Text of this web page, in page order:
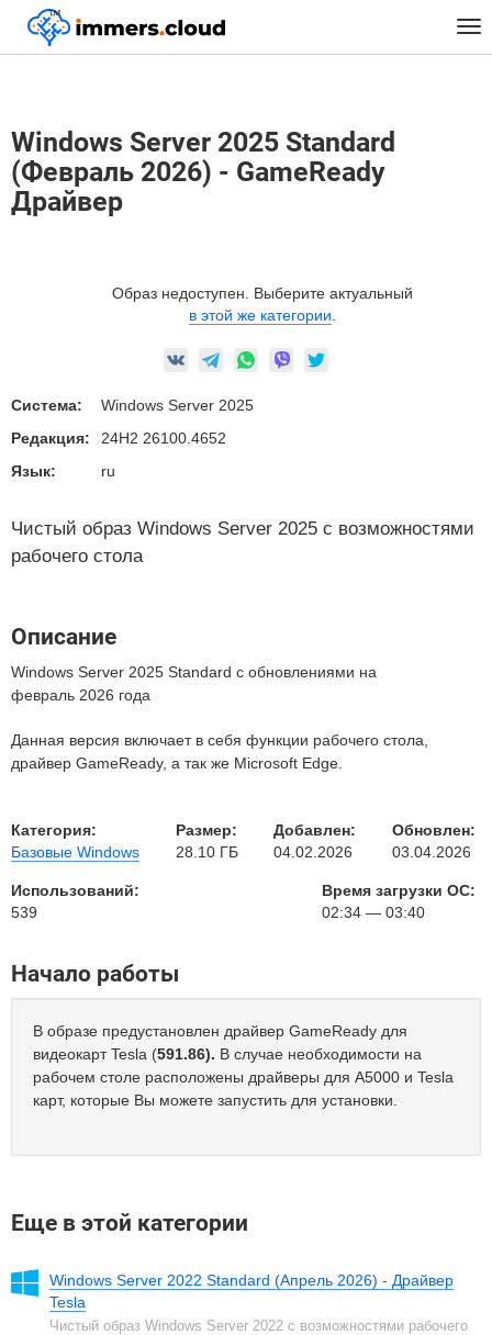
™
Главная Предустановленные Образы
Windows Server 2025 Standard (Февраль 2026) - GameReady Драйвер
Windows Server 2025 Standard
(Февраль 2026) - GameReady
Драйвер
Образ недоступен. Выберите актуальный
в этой же категории
Система:
Windows Server 2025
Редакция:
24H2 26100.4652
Язык:
ru
Чистый образ Windows Server 2025 с возможностями
рабочего стола
Описание
Windows Server 2025 Standard с обновлениями на
февраль 2026 года
Данная версия включает в себя функции рабочего стола,
драйвер GameReady, а так же Microsoft Edge.
Категория:
Базовые Windows
Размер:
28.10 ГБ
Добавлен:
04.02.2026
Обновлен:
03.04.2026
Использований:
539
Время загрузки ОС:
02:34 — 03:40
Начало работы
В образе предустановлен драйвер GameReady для
видеокарт Tesla (591.86). В случае необходимости на
рабочем столе расположены драйверы для A5000 и Tesla
карт, которые Вы можете запустить для установки.
Еще в этой категории
Windows Server 2022 Standard (Апрель 2026) - Драйвер
Tesla
Чистый образ Windows Server 2022 с возможностями рабочего